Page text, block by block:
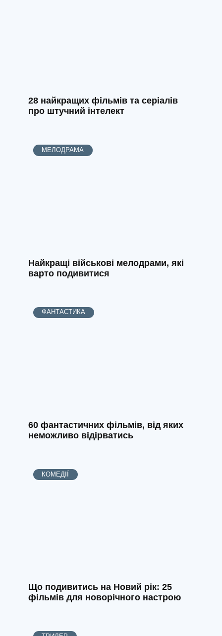
28 найкращих фільмів та серіалів
про штучний інтелект
МЕЛОДРАМА
Найкращі військові мелодрами, які
варто подивитися
ФАНТАСТИКА
60 фантастичних фільмів, від яких
неможливо відірватись
КОМЕДІЇ
Що подивитись на Новий рік: 25
фільмів для новорічного настрою